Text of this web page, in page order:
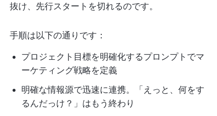
抜け、先行スタートを切れるのです。
手順は以下の通りです：
プロジェクト目標を明確化するプロンプトでマ
ーケティング戦略を定義
明確な情報源で迅速に連携。「えっと、何をす
るんだっけ？」はもう終わり